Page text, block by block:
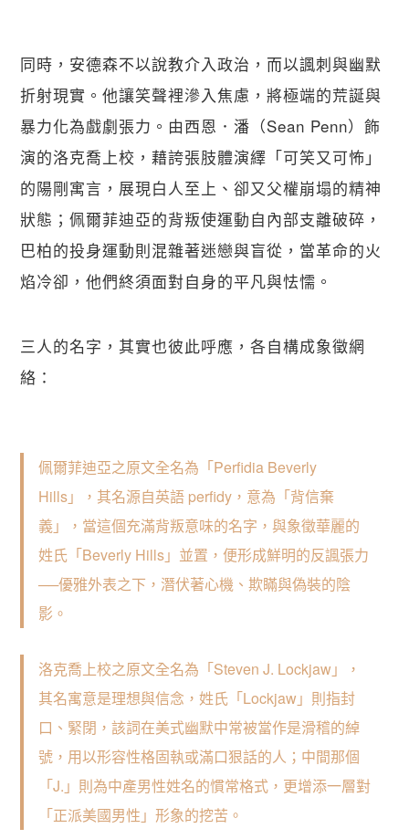
同時，安德森不以說教介入政治，而以諷刺與幽默
折射現實。他讓笑聲裡滲入焦慮，將極端的荒誕與
暴力化為戲劇張力。由西恩．潘（Sean Penn）飾
演的洛克喬上校，藉誇張肢體演繹「可笑又可怖」
的陽剛寓言，展現白人至上、卻又父權崩塌的精神
狀態；佩爾菲迪亞的背叛使運動自內部支離破碎，
巴柏的投身運動則混雜著迷戀與盲從，當革命的火
焰冷卻，他們終須面對自身的平凡與怯懦。
三人的名字，其實也彼此呼應，各自構成象徵網
絡：
佩爾菲迪亞之原文全名為「Perfidia Beverly
Hills」，其名源自英語 perfidy，意為「背信棄
義」，當這個充滿背叛意味的名字，與象徵華麗的
姓氏「Beverly Hills」並置，便形成鮮明的反諷張力
──優雅外表之下，潛伏著心機、欺瞞與偽裝的陰
影。
洛克喬上校之原文全名為「Steven J. Lockjaw」，
其名寓意是理想與信念，姓氏「Lockjaw」則指封
口、緊閉，該詞在美式幽默中常被當作是滑稽的綽
號，用以形容性格固執或滿口狠話的人；中間那個
「J.」則為中產男性姓名的慣常格式，更增添一層對
「正派美國男性」形象的挖苦。